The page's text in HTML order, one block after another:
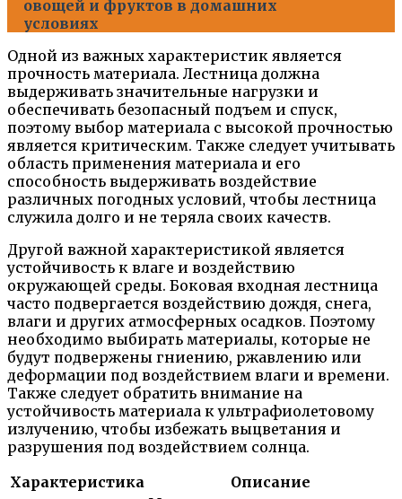
овощей и фруктов в домашних
условиях
Одной из важных характеристик является
прочность материала. Лестница должна
выдерживать значительные нагрузки и
обеспечивать безопасный подъем и спуск,
поэтому выбор материала с высокой прочностью
является критическим. Также следует учитывать
область применения материала и его
способность выдерживать воздействие
различных погодных условий, чтобы лестница
служила долго и не теряла своих качеств.
Другой важной характеристикой является
устойчивость к влаге и воздействию
окружающей среды. Боковая входная лестница
часто подвергается воздействию дождя, снега,
влаги и других атмосферных осадков. Поэтому
необходимо выбирать материалы, которые не
будут подвержены гниению, ржавлению или
деформации под воздействием влаги и времени.
Также следует обратить внимание на
устойчивость материала к ультрафиолетовому
излучению, чтобы избежать выцветания и
разрушения под воздействием солнца.
Характеристика
Описание